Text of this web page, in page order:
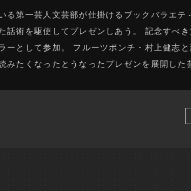
る第一芸人文芸部が仕掛けるブックバラエ
話術を駆使してプレゼンしあう。 記念すべ
ーとして参加。 フルーツポンチ・村上健志
みたくなったとうなったプレゼンを展開した